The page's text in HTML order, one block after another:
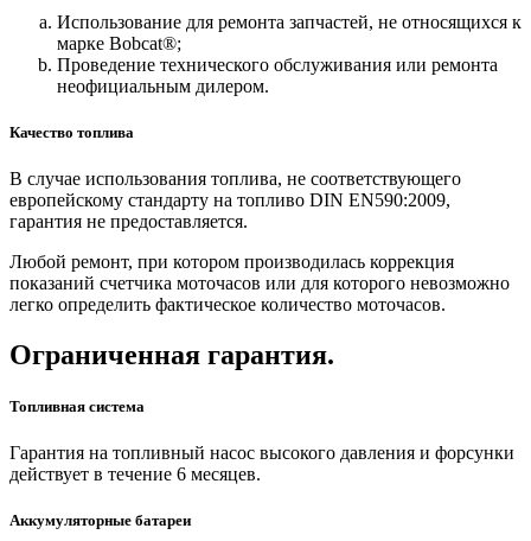
Использование для ремонта запчастей, не относящихся к
марке Bobcat®;
Проведение технического обслуживания или ремонта
неофициальным дилером.
Качество топлива
В случае использования топлива, не соответствующего
европейскому стандарту на топливо DIN EN590:2009,
гарантия не предоставляется.
Любой ремонт, при котором производилась коррекция
показаний счетчика моточасов или для которого невозможно
легко определить фактическое количество моточасов.
Ограниченная гарантия.
Топливная система
Гарантия на топливный насос высокого давления и форсунки
действует в течение 6 месяцев.
Аккумуляторные батареи